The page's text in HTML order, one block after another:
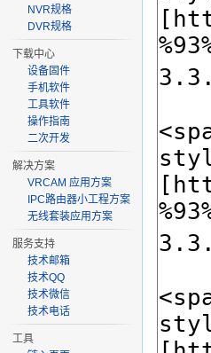
NVR规格
DVR规格
下载中心
设备固件
手机软件
工具软件
操作指南
二次开发
解决方案
VRCAM 应用方案
IPC路由器小工程方案
无线套装应用方案
服务支持
技术邮箱
技术QQ
技术微信
技术电话
工具